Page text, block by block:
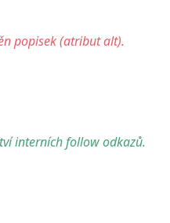
popisek (atribut alt).
interních follow odkazů.